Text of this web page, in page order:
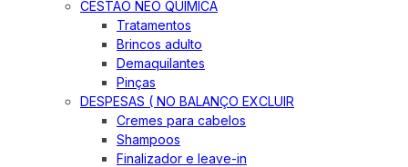
CESTÃO NEO QUIMICA
Tratamentos
Brincos adulto
Demaquilantes
Pinças
DESPESAS ( NO BALANÇO EXCLUIR
Cremes para cabelos
Shampoos
Finalizador e leave-in